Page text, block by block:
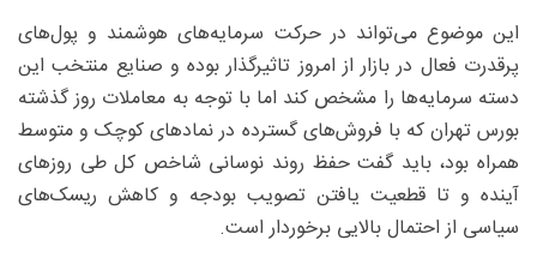
این موضوع می‌تواند در حرکت سرمایه‌های هوشمند و پول‌های
پرقدرت فعال در بازار از امروز تاثیرگذار بوده و صنایع منتخب این
دسته سرمایه‌ها را مشخص کند اما با توجه به معاملات روز گذشته
بورس تهران که با فروش‌های گسترده در نمادهای کوچک و متوسط
همراه بود، باید گفت حفظ روند نوسانی شاخص کل طی روزهای
آینده و تا قطعیت یافتن تصویب بودجه و کاهش ریسک‌های
سیاسی از احتمال بالایی برخوردار است.